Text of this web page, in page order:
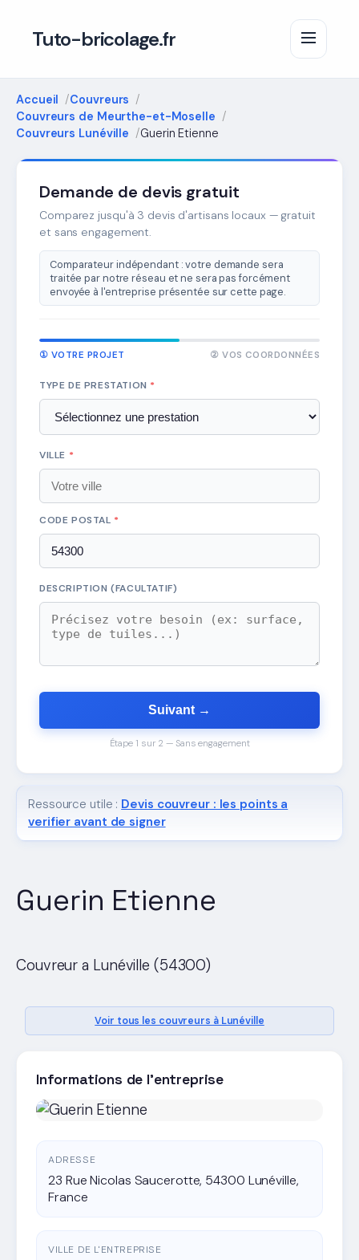
Tuto-bricolage.fr
Accueil
Couvreurs
Couvreurs de Meurthe-et-Moselle
Couvreurs Lunéville
Guerin Etienne
Guerin Etienne
Couvreur a Lunéville (54300)
Voir tous les couvreurs à Lunéville
Informations de l'entreprise
ADRESSE
23 Rue Nicolas Saucerotte, 54300 Lunéville,
France
VILLE DE L'ENTREPRISE
Demande de devis gratuit
Comparez jusqu'à 3 devis d'artisans locaux — gratuit
et sans engagement.
Comparateur indépendant : votre demande sera
traitée par notre réseau et ne sera pas forcément
envoyée à l'entreprise présentée sur cette page.
① VOTRE PROJET ② VOS COORDONNÉES
TYPE DE PRESTATION *
VILLE *
CODE POSTAL *
DESCRIPTION (FACULTATIF)
Suivant →
Étape 1 sur 2 — Sans engagement
Ressource utile : Devis couvreur : les points a
verifier avant de signer